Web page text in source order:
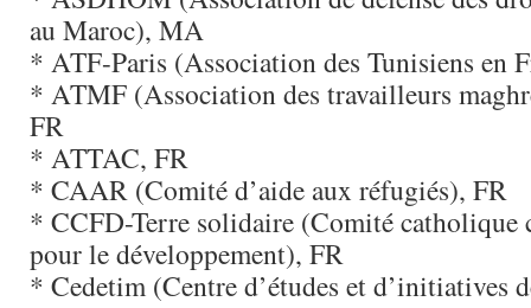
au Maroc), MA
* ATF-Paris (Association des Tunisiens en
* ATMF (Association des travailleurs
FR
* ATTAC, FR
* CAAR (Comité d’aide aux réfugiés), FR
* CCFD-Terre solidaire (Comité catholique
pour le développement), FR
* Cedetim (Centre d’études et d’initiatives